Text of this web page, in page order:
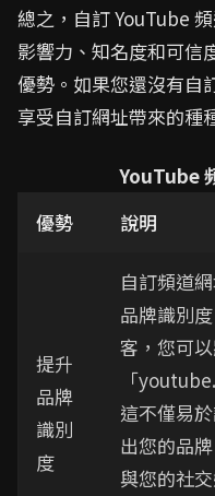
總之，自訂 YouTube
影響力、知名度和可信
優勢。如果您還沒有自
享受自訂網址帶來的種
YouTube
優勢
說明
提升
品牌
識別
度
自訂頻道
品牌識別
客，您可
「
這不僅易
出您的品
與您的社